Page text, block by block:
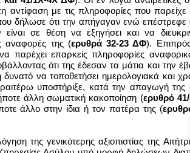
αντίφαση με τις πληροφορίες που
δήλωσε ότι την απήγαγαν ενώ επέστρεφε
σε θέση να εξηγήσει και να
αναφορές της (ερυθρά 32-23 ΔΦ).
παρέχει επαρκείς πληροφορίες
ότι της έδεσαν τα μάτια και την
να τοποθετήσει ημερολογιακά και
υποστήριξε, κατά την απαγωγή της
άλλη σωματική κακοποίηση (ερυθρό
άλλο στην ίδια ή τον πατέρα της (
της γενικότερης αξιοπιστίας της